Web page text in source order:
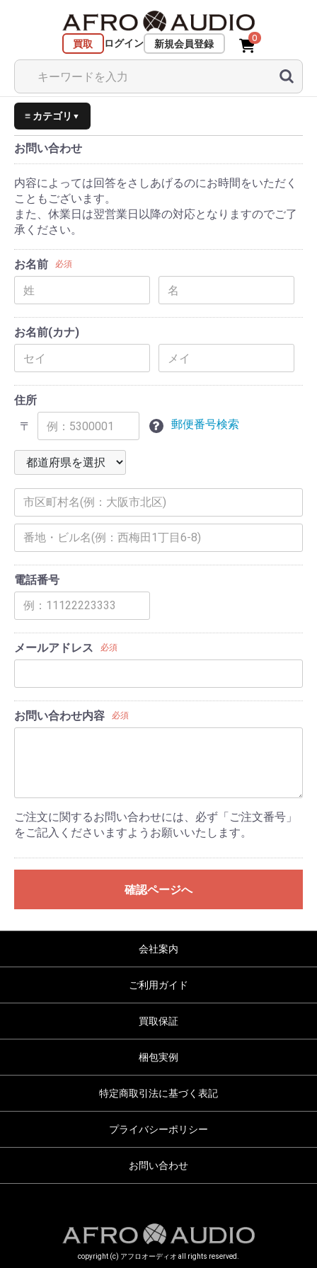
買取 ログイン 新規会員登録
0
≡ カテゴリ ▼
お問い合わせ
内容によっては回答をさしあげるのにお時間をいただく
こともございます。
また、休業日は翌営業日以降の対応となりますのでご了
承ください。
お名前 必須
お名前(カナ)
住所
〒
郵便番号検索
電話番号
メールアドレス 必須
お問い合わせ内容 必須
ご注文に関するお問い合わせには、必ず「ご注文番号」
をご記入くださいますようお願いいたします。
確認ページへ
会社案内
ご利用ガイド
買取保証
梱包実例
特定商取引法に基づく表記
プライバシーポリシー
お問い合わせ
copyright (c) アフロオーディオ all rights reserved.